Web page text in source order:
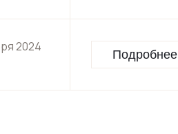
2024
Подробнее